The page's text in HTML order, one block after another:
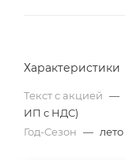
Характеристики
Текст с акцией —
ИП с НДС)
Год-Сезон — лето